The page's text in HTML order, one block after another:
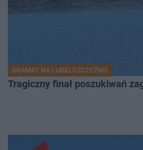
DRAMAT NA LUBELSZCZYŹNIE
Tragiczny finał poszukiwań